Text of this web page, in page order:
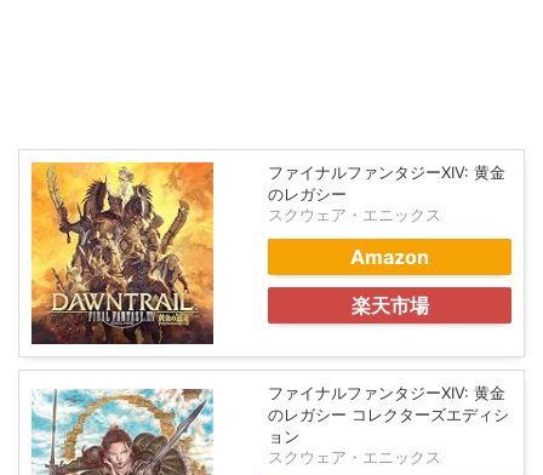
ファイナルファンタジーXIV: 黄金
のレガシー
スクウェア・エニックス
Amazon
楽天市場
ファイナルファンタジーXIV: 黄金
のレガシー コレクターズエディシ
ョン
スクウェア・エニックス